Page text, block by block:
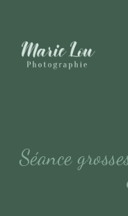
Séance